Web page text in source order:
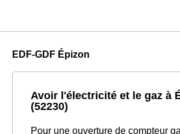
EDF-GDF Épizon
Avoir l'électricité et le gaz à
(52230)
Pour une ouverture de compteur